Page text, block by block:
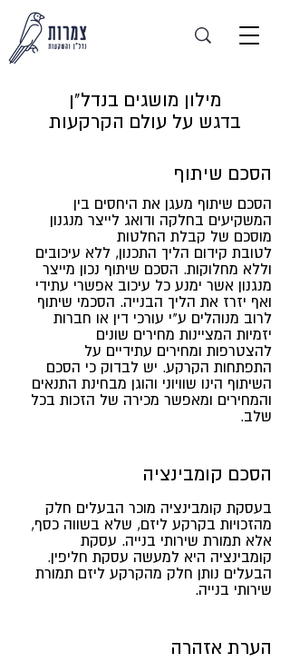
מילון מושגים בנדל"ן
בדגש על עולם הקרקעות
הסכם שיתוף
הסכם שיתוף מעגן את היחסים בין
המשקיעים בחלקה ודואג לייצר מנגנון
מוסכם של קבלת החלטות
לטובת קידום הליך התכנון, ללא עיכובים
וללא מחלוקות. הסכם שיתוף נכון מייצר
מנגנון אשר ימנע כל עיכוב אפשרי עתידי
ואף יזרז את הליך הבנייה. הסכמי שיתוף
לרוב מנוהלים ע"י עורכי דין או חברות
יזמיות המציינות מחירים שונים
להצטרפות ומחירים עתידיים על
התפתחות הקרקע. יש לבדוק כי הסכם
השיתוף הינו שוויוני והוגן מבחינת התנאים
והמחירים ומאפשר מכירה של הזכות בכל
שלב.
הסכם קומבינציה
בעסקת קומבינציה מוכר הבעלים חלק
מהזכויות בקרקע ליזם, שלא בשווה כסף,
אלא תמורת שירותי בנייה. עסקת
קומבינציה היא למעשה עסקת חליפין.
הבעלים נותן חלק מהקרקע ליזם תמורת
שירותי בנייה.
הערת אזהרה